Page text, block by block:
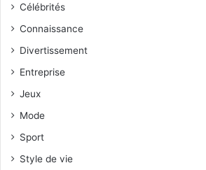
Célébrités
Connaissance
Divertissement
Entreprise
Jeux
Mode
Sport
Style de vie